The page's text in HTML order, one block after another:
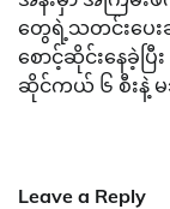
တွေရဲ့သတင်းပေ
စောင့်ဆိုင်းနေခဲ့ပ
ဆိုင်ကယ် ၆ စီးနဲ့
Leave a Reply